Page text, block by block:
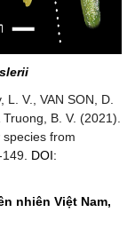
L. V., VAN SON, D.
B. V. (2021).
from
149 . DOI:
nhiên Việt Nam,